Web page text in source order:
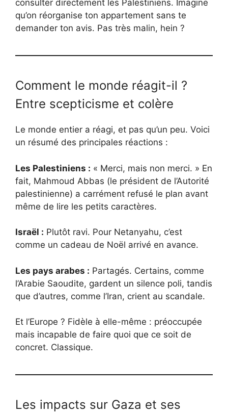
consulter directement les Palestiniens. Imagine
qu’on réorganise ton appartement sans te
demander ton avis. Pas très malin, hein ?
Comment le monde réagit-il ?
Entre scepticisme et colère
Le monde entier a réagi, et pas qu’un peu. Voici
un résumé des principales réactions :
Les Palestiniens : « Merci, mais non merci. » En
fait, Mahmoud Abbas (le président de l’Autorité
palestinienne) a carrément refusé le plan avant
même de lire les petits caractères.
Israël : Plutôt ravi. Pour Netanyahu, c’est
comme un cadeau de Noël arrivé en avance.
Les pays arabes : Partagés. Certains, comme
l’Arabie Saoudite, gardent un silence poli, tandis
que d’autres, comme l’Iran, crient au scandale.
Et l’Europe ? Fidèle à elle-même : préoccupée
mais incapable de faire quoi que ce soit de
concret. Classique.
Les impacts sur Gaza et ses